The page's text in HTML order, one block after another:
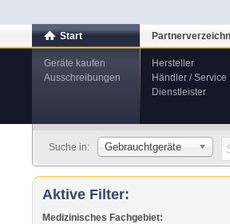
Start
Geräte kaufen
Ausschreibungen
Hersteller
Händler / Service
Dienstleister
Suche in: Gebrauchtgeräte
Aktive Filter:
Medizinisches Fachgebiet: